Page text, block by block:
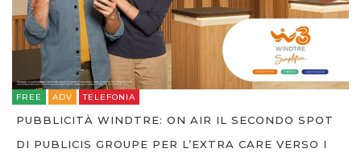
FREE ADV TELEFONIA
PUBBLICITÀ WINDTRE: ON AIR IL SECONDO SPOT
DI PUBLICIS GROUPE PER L’EXTRA CARE VERSO I